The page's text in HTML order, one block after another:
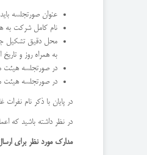
عنوان صورتجلسه
نام کامل شرکت به
محل دقیق تشکیل
به همراه روز و
در صورتجلسه هیئت
در صورتجلسه هیئت
در پایان با ذکر نام
در نظر داشته باشید که
مدارک مورد نظر برای